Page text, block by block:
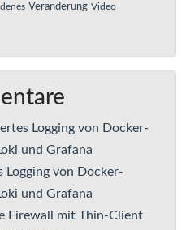
Veränderung Video
Logging von Docker-
und Grafana
Logging von Docker-
und Grafana
Firewall mit Thin-Client